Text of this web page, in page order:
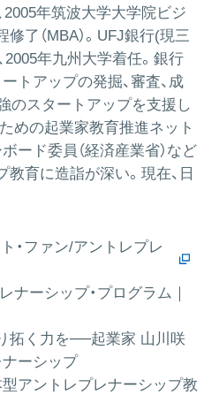
2005年筑波大学大学院ビジ
了（MBA）。UFJ銀行(現三
年九州大学着任。銀行
トアップの発掘、審査、成
のスタートアップを支援し
めの起業家教育推進ネット
ード委員（経済産業省）など
育に造詣が深い。現在、日
・ファン/アントレプレ
ナーシップ・プログラム｜
拓く力を──起業家 山川咲
ナーシップ
アントレプレナーシップ教